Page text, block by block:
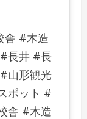
舎 #木造
長井 #長
山形観光
ポット #
舎 #木造